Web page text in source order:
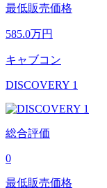
最低販売価格
585.0万円
キャブコン
DISCOVERY 1
総合評価
0
最低販売価格